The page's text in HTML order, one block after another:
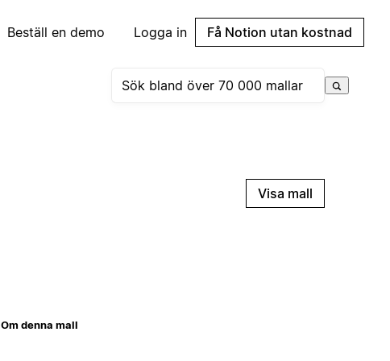
Beställ en demo Logga in Få Notion utan kostnad
Visa mall
Om denna mall